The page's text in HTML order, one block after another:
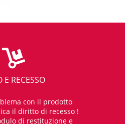
E RECESSO
con il prodotto
il diritto di recesso !
di restituzione e